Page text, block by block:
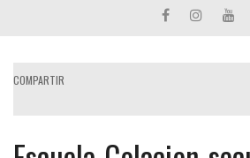
COMPARTIR